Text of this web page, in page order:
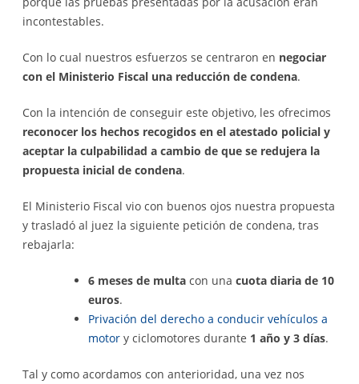
incontestables.
Con lo cual nuestros esfuerzos se centraron en negociar
con el Ministerio Fiscal una reducción de condena.
Con la intención de conseguir este objetivo, les ofrecimos
reconocer los hechos recogidos en el atestado policial y
aceptar la culpabilidad a cambio de que se redujera la
propuesta inicial de condena.
El Ministerio Fiscal vio con buenos ojos nuestra propuesta
y trasladó al juez la siguiente petición de condena, tras
rebajarla:
6 meses de multa con una cuota diaria de 10
euros.
Privación del derecho a conducir vehículos a
motor y ciclomotores durante 1 año y 3 días.
Tal y como acordamos con anterioridad, una vez nos